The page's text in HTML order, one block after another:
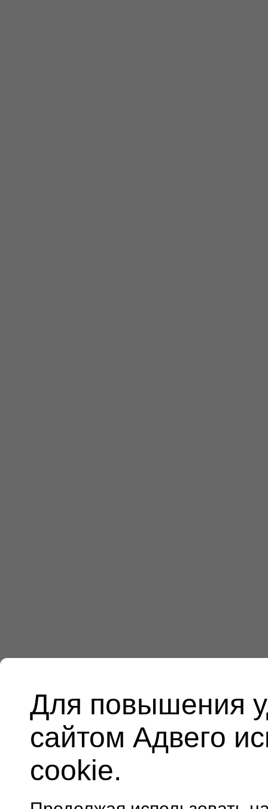
Для повышения
сайтом Адвего
cookie.